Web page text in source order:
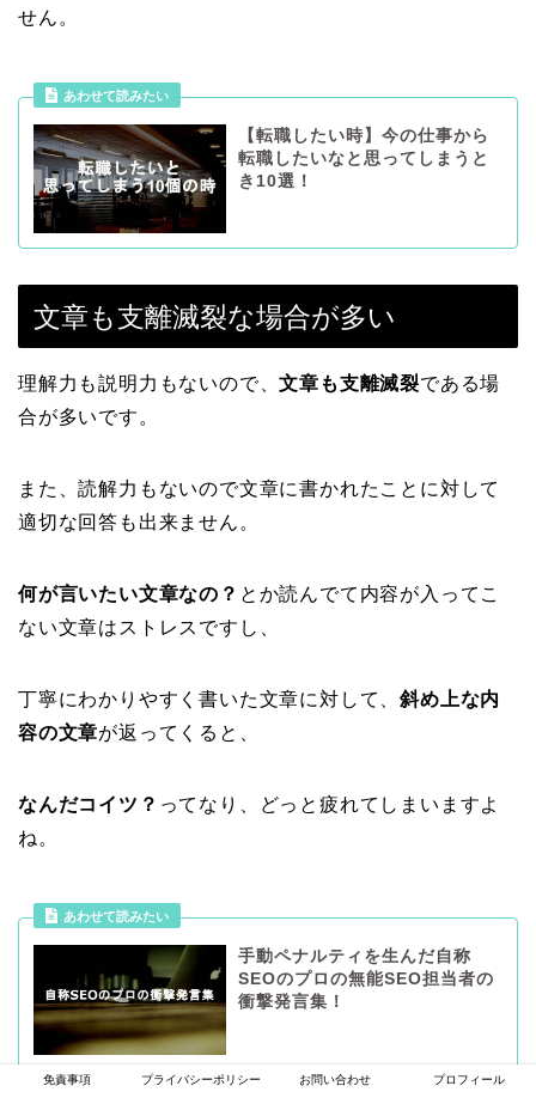
せん。
あわせて読みたい
【転職したい時】今の仕事から
転職したいなと思ってしまうと
き10選！
文章も支離滅裂な場合が多い
理解力も説明力もないので、文章も支離滅裂である場
合が多いです。
また、読解力もないので文章に書かれたことに対して
適切な回答も出来ません。
何が言いたい文章なの？ とか読んでて内容が入ってこ
ない文章はストレスですし、
丁寧にわかりやすく書いた文章に対して、斜め上な内
容の文章が返ってくると、
なんだコイツ？ ってなり、どっと疲れてしまいますよ
ね。
あわせて読みたい
手動ペナルティを生んだ自称
SEOのプロの無能SEO担当者の
衝撃発言集！
免責事項 プライバシーポリシー お問い合わせ プロフィール